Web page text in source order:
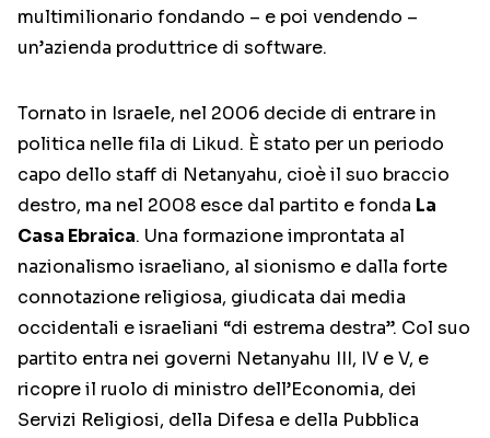
multimilionario fondando – e poi vendendo –
un’azienda produttrice di software.
Tornato in Israele, nel 2006 decide di entrare in
politica nelle fila di Likud. È stato per un periodo
capo dello staff di Netanyahu, cioè il suo braccio
destro, ma nel 2008 esce dal partito e fonda La
Casa Ebraica. Una formazione improntata al
nazionalismo israeliano, al sionismo e dalla forte
connotazione religiosa, giudicata dai media
occidentali e israeliani “di estrema destra”. Col suo
partito entra nei governi Netanyahu III, IV e V, e
ricopre il ruolo di ministro dell’Economia, dei
Servizi Religiosi, della Difesa e della Pubblica